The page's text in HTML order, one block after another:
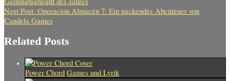
Next Post: Operación Almacén 7: Ein packendes Abenteuer von
Candela Games
Related Posts
Power Chord Games und Lyrik